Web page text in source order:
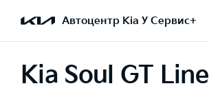
Автоцентр Kia У Сервис+
Kia Soul GT Line